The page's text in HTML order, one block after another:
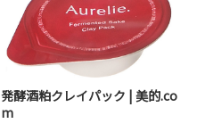
発酵酒粕クレイパック | 美的.co
m